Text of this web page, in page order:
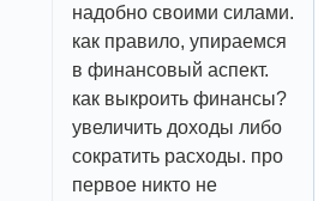
надобно своими силами.
как правило, упираемся
в финансовый аспект.
как выкроить финансы?
увеличить доходы либо
сократить расходы. про
первое никто не